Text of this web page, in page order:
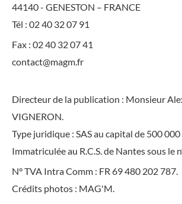
44140 - GENESTON – FRANCE
Tél : 02 40 32 07 91
Fax : 02 40 32 07 41
contact@magm.fr
Directeur de la publication : Monsieur
VIGNERON.
Type juridique : SAS au capital de 500 000
Immatriculée au R.C.S. de Nantes sous le
N° TVA Intra Comm : FR 69 480 202 787.
Crédits photos : MAG'M.